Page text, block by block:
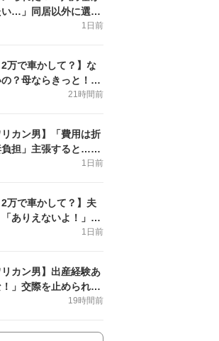
い…」同居以外に選択
んが】
1日前
2万で車かして？】な
？母ならきっと！＜
場
21時間前
リカン男】「費用は折
担」主張すると…＜
場
1日前
2万で車かして？】夫
ありえないよ！」＜
場
1日前
リカン男】出産経験あ
」交際を止められ＜
場
19時間前